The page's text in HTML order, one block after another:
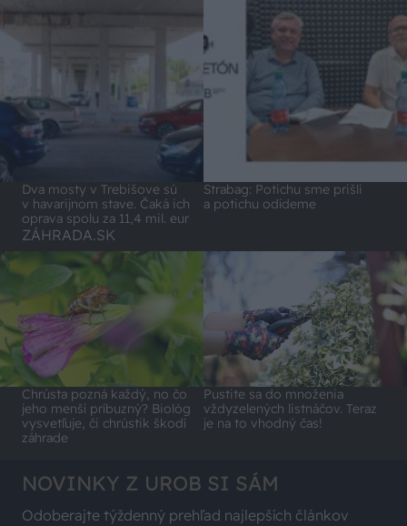
Dva mosty v Trebišove sú
v havarijnom stave. Čaká ich
oprava spolu za 11,4 mil. eur
Strabag: Potichu sme prišli
a potichu odídeme
ZÁHRADA.SK
Chrústa pozná každý, no čo
jeho menší príbuzný? Biológ
vysvetľuje, či chrústik škodí
záhrade
Pustite sa do množenia
vždyzelených listnáčov. Teraz
je na to vhodný čas!
NOVINKY Z UROB SI SÁM
Odoberajte týždenný prehľad najlepších článkov